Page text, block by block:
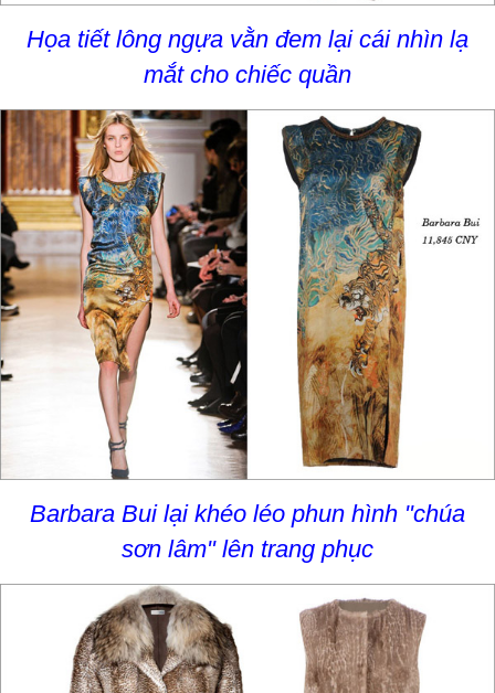
Họa tiết lông ngựa vằn đem lại cái nhìn lạ
mắt cho chiếc quần
Barbara Bui lại khéo léo phun hình "chúa
sơn lâm" lên trang phục